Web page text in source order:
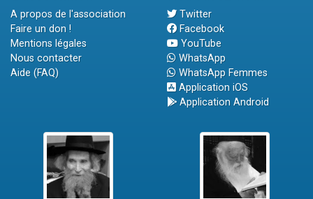
A propos de l'association
Faire un don !
Mentions légales
Nous contacter
Aide (FAQ)
Twitter
Facebook
YouTube
WhatsApp
WhatsApp Femmes
Application iOS
Application Android